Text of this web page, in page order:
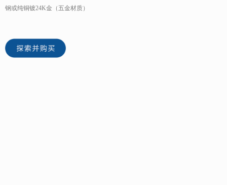
钢或纯铜镀24K金（五金材质）